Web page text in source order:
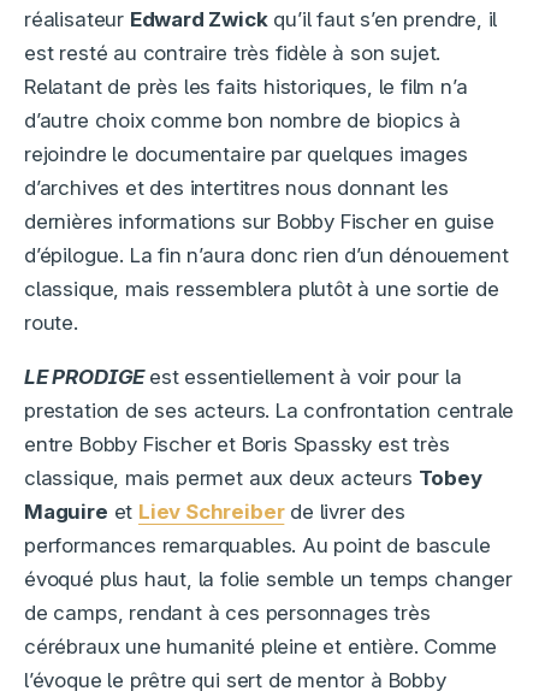
réalisateur Edward Zwickqu’il faut s’en prendre, il
est resté au contraire très fidèle à son sujet.
Relatant de près les faits historiques, le film n’a
d’autre choix comme bon nombre de biopics à
rejoindre le documentaire par quelques images
d’archives et des intertitres nous donnant les
dernières informations sur Bobby Fischer en guise
d’épilogue. La fin n’aura donc rien d’un dénouement
classique, mais ressemblera plutôt à une sortie de
route.
LE PRODIGE est essentiellement à voir pour la
prestation de ses acteurs. La confrontation centrale
entre Bobby Fischer et Boris Spassky est très
classique, mais permet aux deux acteurs Tobey
Maguire et Liev Schreiberde livrer des
performances remarquables. Au point de bascule
évoqué plus haut, la folie semble un temps changer
de camps, rendant à ces personnages très
cérébraux une humanité pleine et entière. Comme
l’évoque le prêtre qui sert de mentor à Bobby